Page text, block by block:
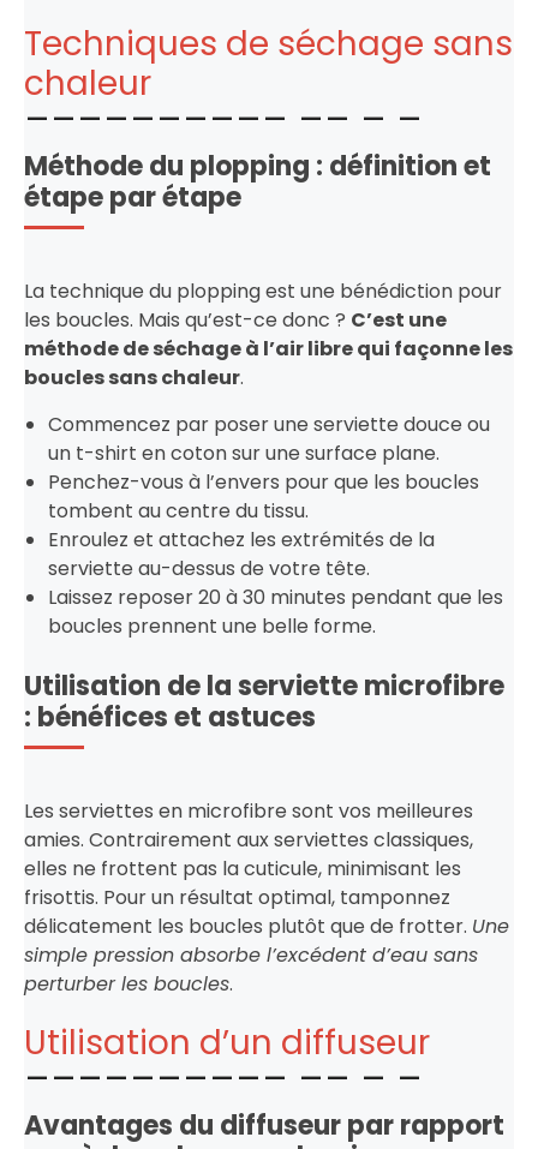
Techniques de séchage sans
chaleur
Méthode du plopping : définition et
étape par étape
La technique du plopping est une bénédiction pour
les boucles. Mais qu’est-ce donc ? C’est une
méthode de séchage à l’air libre qui façonne les
boucles sans chaleur.
Commencez par poser une serviette douce ou
un t-shirt en coton sur une surface plane.
Penchez-vous à l’envers pour que les boucles
tombent au centre du tissu.
Enroulez et attachez les extrémités de la
serviette au-dessus de votre tête.
Laissez reposer 20 à 30 minutes pendant que les
boucles prennent une belle forme.
Utilisation de la serviette microfibre
: bénéfices et astuces
Les serviettes en microfibre sont vos meilleures
amies. Contrairement aux serviettes classiques,
elles ne frottent pas la cuticule, minimisant les
frisottis. Pour un résultat optimal, tamponnez
délicatement les boucles plutôt que de frotter. Une
simple pression absorbe l’excédent d’eau sans
perturber les boucles.
Utilisation d’un diffuseur
Avantages du diffuseur par rapport